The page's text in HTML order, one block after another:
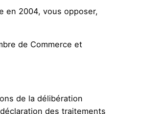
en 2004, vous opposer,
de Commerce et
de la délibération
des traitements